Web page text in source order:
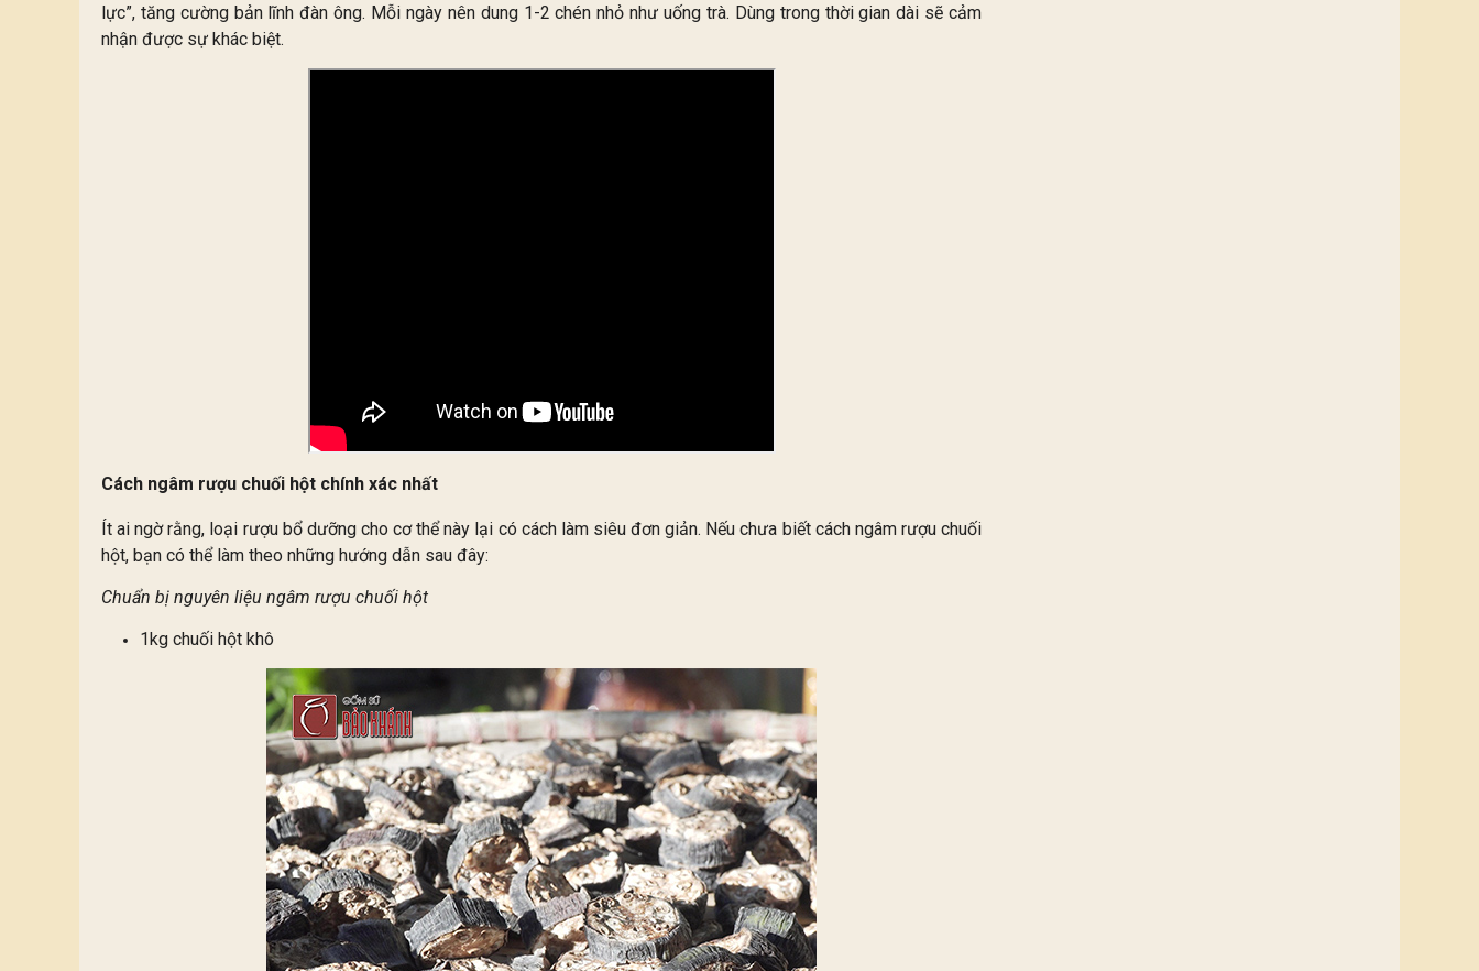
lực”, tăng cường bản lĩnh đàn ông. Mỗi ngày nên dung 1-2 chén nhỏ như uống trà. Dùng trong thời gian dài sẽ cảm
nhận được sự khác biệt.
Cách ngâm rượu chuối hột chính xác nhất
Ít ai ngờ rằng, loại rượu bổ dưỡng cho cơ thể này lại có cách làm siêu đơn giản. Nếu chưa biết cách ngâm rượu chuối
hột, bạn có thể làm theo những hướng dẫn sau đây:
Chuẩn bị nguyên liệu ngâm rượu chuối hột
1kg chuối hột khô